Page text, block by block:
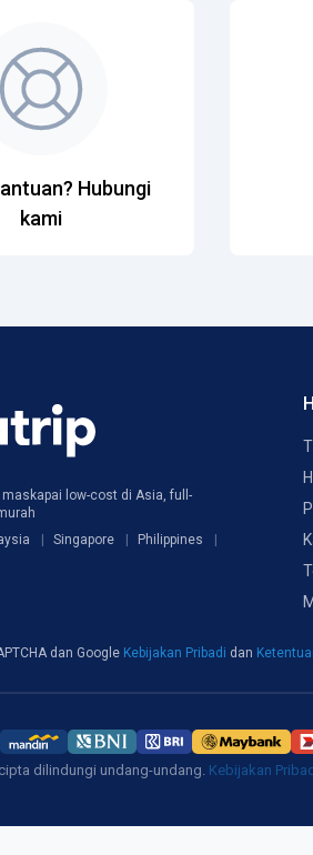
Hubungi
kami
low-cost di Asia, full-
Singapore
Philippines
dan Google Kebijakan Pribadi dan
dilindungi undang-undang. Kebijakan